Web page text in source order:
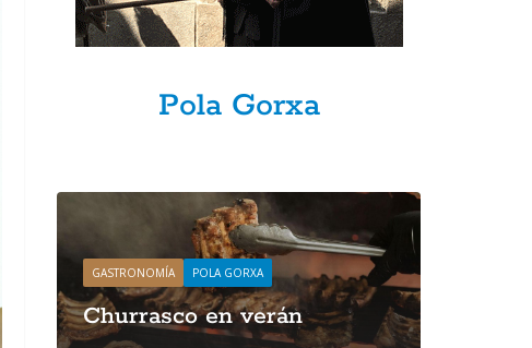
Pola Gorxa
GASTRONOMÍA POLA GORXA
Churrasco en verán